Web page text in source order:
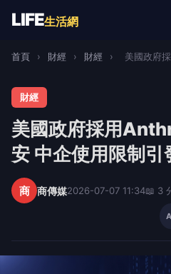
LIFE生活網
首頁 › 財經 › 財經 › 美國政府
財經
美國政府採用
安 中企使用限制
商 商傳媒2026-07-07 11:34📖 3